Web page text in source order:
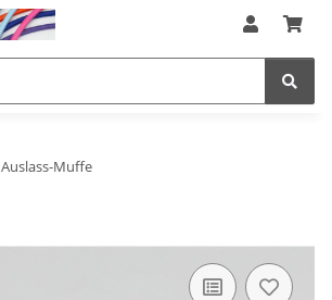
Auslass-Muffe